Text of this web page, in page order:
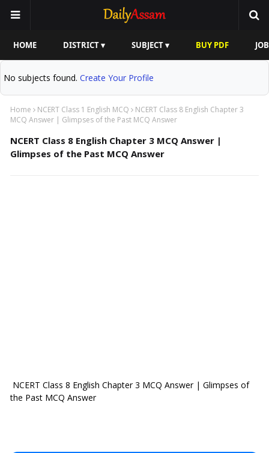
HOME DISTRICT ▾ SUBJECT ▾ BUY PDF
No subjects found. Create Your Profile
Home NCERT Class 1 English MCQ
NCERT Class 8 English Chapter 3
MCQ Answer | Glimpses of the Past MCQ Answer
NCERT Class 8 English Chapter 3 MCQ Answer |
Glimpses of the Past MCQ Answer
NCERT Class 8 English Chapter 3 MCQ Answer | Glimpses of
the Past MCQ Answer